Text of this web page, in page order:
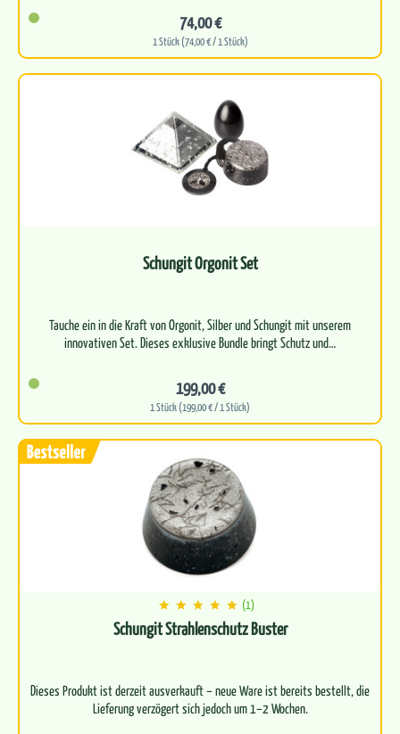
74,00 €
1 Stück (74,00 € / 1 Stück)
Schungit Orgonit Set
Tauche ein in die Kraft von Orgonit, Silber und Schungit mit unserem
199,00 €
1 Stück (199,00 € / 1 Stück)
(1)
Schungit Strahlenschutz Buster
Dieses Produkt ist derzeit ausverkauft – neue Ware ist bereits bestellt, die
Lieferung verzögert sich jedoch um 1–2 Wochen.